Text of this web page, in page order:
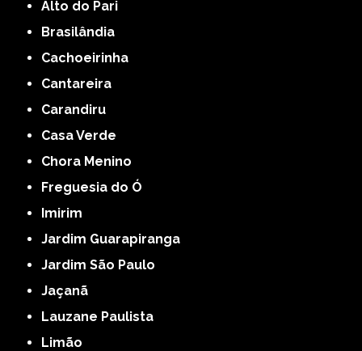
Alto do Pari
Brasilândia
Cachoeirinha
Cantareira
Carandiru
Casa Verde
Chora Menino
Freguesia do Ó
Imirim
Jardim Guarapiranga
Jardim São Paulo
Jaçanã
Lauzane Paulista
Limão